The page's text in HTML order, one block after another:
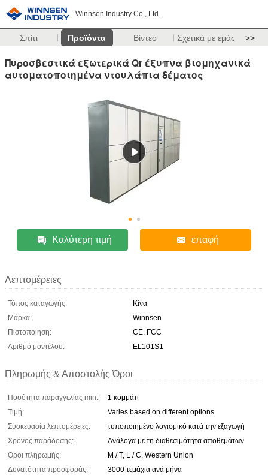
Winnsen Industry Co., Ltd.
Σπίτι Προϊόντα Βίντεο Σχετικά με εμάς >>
Πυροσβεστικά εξωτερικά Qr έξυπνα βιομηχανικά
αυτοματοποιημένα ντουλάπια δέματος
Καλύτερη τιμή επαφή
Λεπτομέρειες
Τόπος καταγωγής:
Κίνα
Μάρκα:
Winnsen
Πιστοποίηση:
CE, FCC
Αριθμό μοντέλου:
EL101S1
Πληρωμής & Αποστολής Όροι
Ποσότητα παραγγελίας min:
1 κομμάτι
Τιμή:
Varies based on different options
Συσκευασία λεπτομέρειες:
τυποποιημένο λογισμικό κατά την εξαγωγή
Χρόνος παράδοσης:
Ανάλογα με τη διαθεσιμότητα αποθεμάτων
Όροι πληρωμής:
Μ / Τ, L / C, Western Union
Δυνατότητα προσφοράς:
3000 τεμάχια ανά μήνα